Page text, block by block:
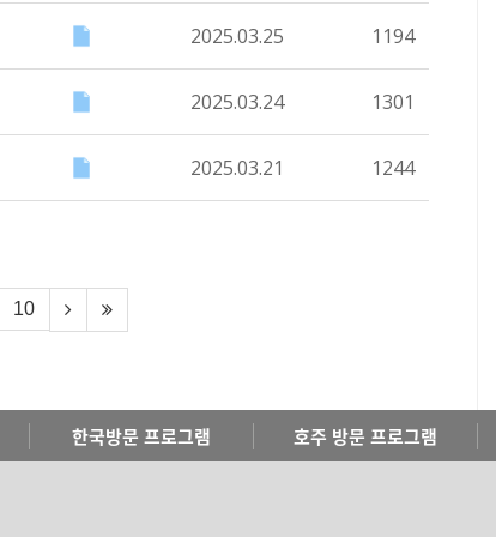
2025.03.25 1194
2025.03.24 1301
2025.03.21 1244
10
한국방문 프로그램 호주 방문 프로그램